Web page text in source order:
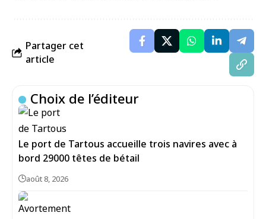
Partager cet
article
Choix de l’éditeur
Le port de Tartous accueille trois navires avec à
bord 29000 têtes de bétail
août 8, 2026